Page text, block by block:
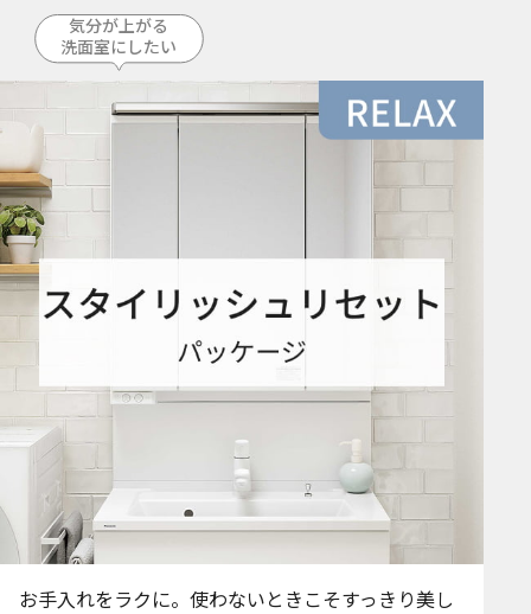
気分が上がる
洗面室にしたい
お手入れをラクに。使わないときこそすっきり美し